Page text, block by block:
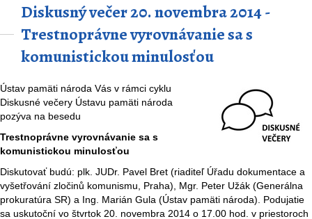
Diskusný večer 20. novembra 2014 -
Trestnoprávne vyrovnávanie sa s
komunistickou minulosťou
Ústav pamäti národa Vás v rámci cyklu
Diskusné večery Ústavu pamäti národa
pozýva na besedu
Trestnoprávne vyrovnávanie sa s
komunistickou minulosťou
Diskutovať budú: plk. JUDr. Pavel Bret (riaditeľ Úřadu dokumentace a
vyšetřování zločinů komunismu, Praha), Mgr. Peter Užák (Generálna
prokuratúra SR) a Ing. Marián Gula (Ústav pamäti národa). Podujatie
sa uskutoční vo štvrtok 20. novembra 2014 o 17.00 hod. v priestoroch